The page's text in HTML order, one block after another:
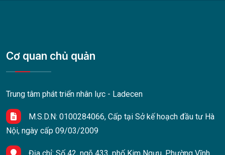
Cơ quan chủ quản
Trung tâm phát triển nhân lực - Ladecen
M.S.D.N: 0100284066, Cấp tại Sở kế hoạch đầu tư Hà
Nội, ngày cấp 09/03/2009
Địa chỉ: Số 42, ngõ 433, phố Kim Ngưu, Phường Vĩnh